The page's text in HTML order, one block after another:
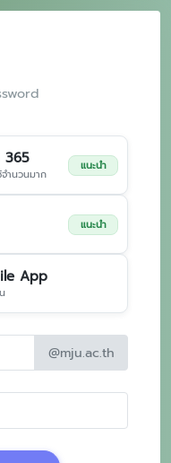
365
ำนวนมาก
แนะนำ
แนะนำ
App
@mju.ac.th